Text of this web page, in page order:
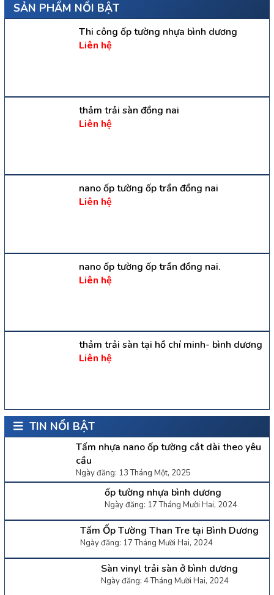
SẢN PHẨM NỔI BẬT
Thi công ốp tường nhựa bình dương
Liên hệ
thảm trải sàn đồng nai
Liên hệ
nano ốp tường ốp trần đồng nai
Liên hệ
nano ốp tường ốp trần đồng nai.
Liên hệ
thảm trải sàn tại hồ chí minh- bình dương
Liên hệ
TIN NỔI BẬT
Tấm nhựa nano ốp tường cắt dài theo yêu
cầu
Ngày đăng: 13 Tháng Một, 2025
ốp tường nhựa bình dương
Ngày đăng: 17 Tháng Mười Hai, 2024
Tấm Ốp Tường Than Tre tại Bình Dương
Ngày đăng: 17 Tháng Mười Hai, 2024
Sàn vinyl trải sàn ở bình dương
Ngày đăng: 4 Tháng Mười Hai, 2024